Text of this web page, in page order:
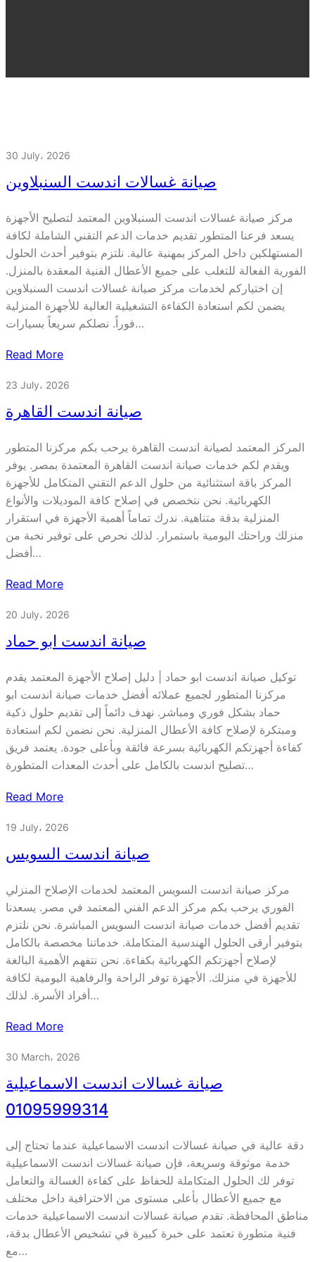
30 July، 2026
صيانة غسالات اندست السنبلاوين
مركز صيانة غسالات اندست السنبلاوين المعتمد لتصليح الأجهزة
يسعد فرعنا المتطور تقديم خدمات الدعم التقني الشاملة لكافة
المستهلكين داخل المركز بمهنية عالية. نلتزم بتوفير أحدث الحلول
الفورية الفعالة للتغلب على جميع الأعطال الفنية المعقدة بالمنزل.
إن اختياركم لخدمات مركز صيانة غسالات اندست السنبلاوين
يضمن لكم استعادة الكفاءة التشغيلية العالية للأجهزة المنزلية
فوراً. نصلكم سريعاً بسيارات…
Read More
23 July، 2026
صيانة اندست القاهرة
المركز المعتمد لصيانة اندست القاهرة يرحب بكم مركزنا المتطور
ويقدم لكم خدمات صيانة اندست القاهرة المعتمدة بمصر. يوفر
المركز باقة استثنائية من حلول الدعم التقني المتكامل للأجهزة
الكهربائية. نحن نتخصص في إصلاح كافة الموديلات والأنواع
المنزلية بدقة متناهية. ندرك تماماً أهمية الأجهزة في استقرار
منزلك وراحتك اليومية باستمرار. لذلك نحرص على توفير نخبة من
أفضل…
Read More
20 July، 2026
صيانة اندست ابو حماد
توكيل صيانة اندست ابو حماد | دليل إصلاح الأجهزة المعتمد يقدم
مركزنا المتطور لجميع عملائه أفضل خدمات صيانة اندست ابو
حماد بشكل فوري ومباشر. نهدف دائماً إلى تقديم حلول ذكية
ومبتكرة لإصلاح كافة الأعطال المنزلية. نحن نضمن لكم استعادة
كفاءة أجهزتكم الكهربائية بسرعة فائقة وبأعلى جودة. يعتمد فريق
تصليح اندست بالكامل على أحدث المعدات المتطورة…
Read More
19 July، 2026
صيانة اندست السويس
مركز صيانة اندست السويس المعتمد لخدمات الإصلاح المنزلي
الفوري يرحب بكم مركز الدعم الفني المعتمد في مصر. يسعدنا
تقديم أفضل خدمات صيانة اندست السويس المباشرة. نحن نلتزم
بتوفير أرقى الحلول الهندسية المتكاملة. خدماتنا مخصصة بالكامل
لإصلاح أجهزتكم الكهربائية بكفاءة. نحن نتفهم الأهمية البالغة
للأجهزة في منزلك. الأجهزة توفر الراحة والرفاهية اليومية لكافة
أفراد الأسرة. لذلك…
Read More
30 March، 2026
صيانة غسالات اندست الاسماعيلية
01095999314
دقة عالية في صيانة غسالات اندست الاسماعيلية عندما تحتاج إلى
خدمة موثوقة وسريعة، فإن صيانة غسالات اندست الاسماعيلية
توفر لك الحلول المتكاملة للحفاظ على كفاءة الغسالة والتعامل
مع جميع الأعطال بأعلى مستوى من الاحترافية داخل مختلف
مناطق المحافظة. تقدم صيانة غسالات اندست الاسماعيلية خدمات
فنية متطورة تعتمد على خبرة كبيرة في تشخيص الأعطال بدقة،
مع…